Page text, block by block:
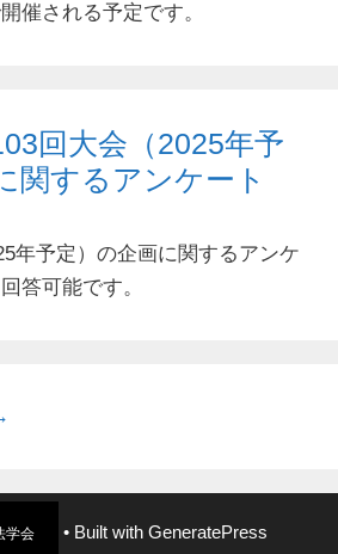
催される予定です。
回大会（2025年予
関するアンケート
年予定）の企画に関するアンケ
答可能です。
学会 • Built with GeneratePress